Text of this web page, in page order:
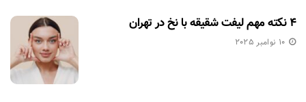
۴ نکته مهم لیفت شقیقه با نخ در تهران
10 نوامبر 2025